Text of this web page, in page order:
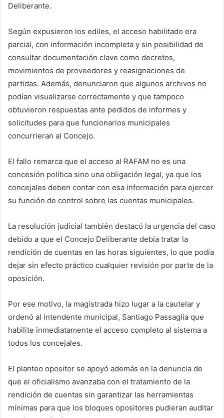
Deliberante.
Según expusieron los ediles, el acceso habilitado era
parcial, con información incompleta y sin posibilidad de
consultar documentación clave como decretos,
movimientos de proveedores y reasignaciones de
partidas. Además, denunciaron que algunos archivos no
podían visualizarse correctamente y que tampoco
obtuvieron respuestas ante pedidos de informes y
solicitudes para que funcionarios municipales
concurrieran al Concejo.
El fallo remarca que el acceso al RAFAM no es una
concesión política sino una obligación legal, ya que los
concejales deben contar con esa información para ejercer
su función de control sobre las cuentas municipales.
La resolución judicial también destacó la urgencia del caso
debido a que el Concejo Deliberante debía tratar la
rendición de cuentas en las horas siguientes, lo que podía
dejar sin efecto práctico cualquier revisión por parte de la
oposición.
Por ese motivo, la magistrada hizo lugar a la cautelar y
ordenó al intendente municipal, Santiago Passaglia que
habilite inmediatamente el acceso completo al sistema a
todos los concejales.
El planteo opositor se apoyó además en la denuncia de
que el oficialismo avanzaba con el tratamiento de la
rendición de cuentas sin garantizar las herramientas
mínimas para que los bloques opositores pudieran auditar